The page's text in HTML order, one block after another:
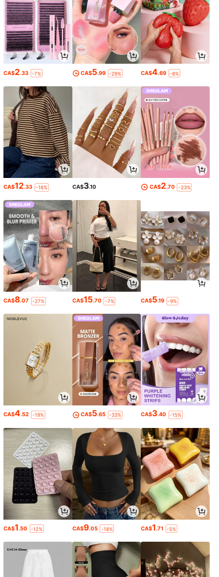
CA$2.33 -7% CA$5.99 -29% CA$4.69 -8%
CA$12.33 -16% CA$3.10 CA$2.70 -23%
CA$8.07 -27% CA$15.70 -7% CA$5.19 -9%
CA$4.52 -19% CA$5.65 -33% CA$3.40 -15%
CA$1.50 -12% CA$9.05 -18% CA$1.71 -5%